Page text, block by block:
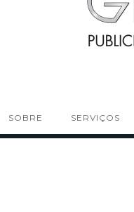
SOBRE SERVIÇOS